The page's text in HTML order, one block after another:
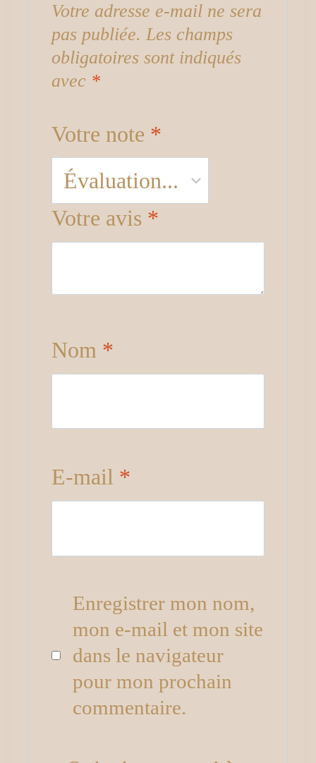
Votre adresse e-mail ne sera
pas publiée. Les champs
obligatoires sont indiqués
avec *
Votre note *
Votre avis *
Nom *
E-mail *
Enregistrer mon nom,
mon e-mail et mon site
dans le navigateur
pour mon prochain
commentaire.